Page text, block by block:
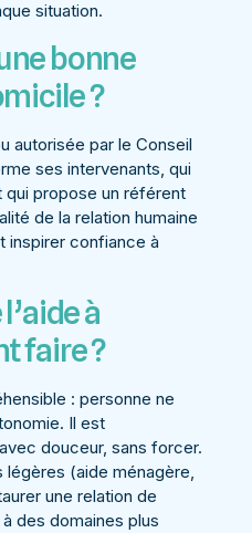
situation.
bonne
?
autorisée par le Conseil
ses intervenants, qui
qui propose un référent
de la relation humaine
inspirer confiance à
à
faire ?
: personne ne
Il est
douceur, sans forcer.
(aide ménagère,
une relation de
des domaines plus